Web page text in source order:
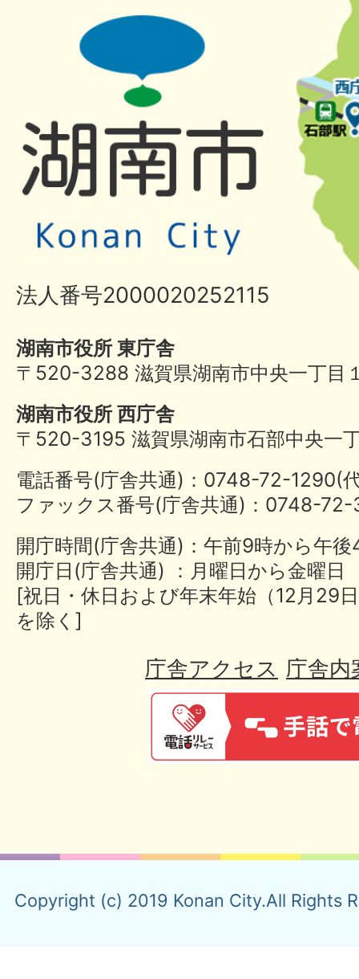
法人番号2000020252115
湖南市役所 東庁舎
〒520-3288 滋賀県湖南市中央一丁目
湖南市役所 西庁舎
〒520-3195 滋賀県湖南市石部中央一
電話番号(庁舎共通)：0748-72-
ファックス番号(庁舎共通)：0748-
開庁時間(庁舎共通)：午前9時から午
開庁日(庁舎共通) ：月曜日から金曜日
[祝日・休日および年末年始（12月29
を除く]
庁舎アクセス 庁舎内
Copyright (c) 2019 Konan City.All Rights